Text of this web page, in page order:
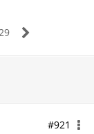
#921